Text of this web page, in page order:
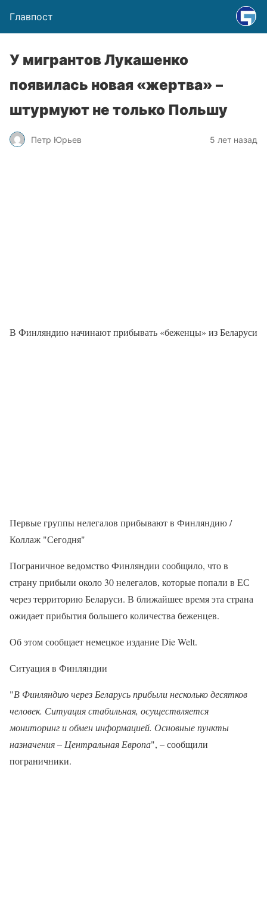
Главпост
У мигрантов Лукашенко
появилась новая «жертва» –
штурмуют не только Польшу
Петр Юрьев 5 лет назад
В Финляндию начинают прибывать «беженцы» из Беларуси
Первые группы нелегалов прибывают в Финляндию /
Коллаж "Сегодня"
Пограничное ведомство Финляндии сообщило, что в
страну прибыли около 30 нелегалов, которые попали в ЕС
через территорию Беларуси. В ближайшее время эта страна
ожидает прибытия большего количества беженцев.
Об этом сообщает немецкое издание Die Welt.
Ситуация в Финляндии
"В Финляндию через Беларусь прибыли несколько десятков
человек. Ситуация стабильная, осуществляется
мониторинг и обмен информацией. Основные пункты
назначения – Центральная Европа", – сообщили
пограничники.